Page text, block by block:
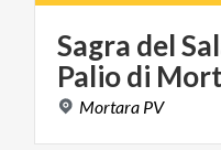
Sagra del
Paliodi
Mortara PV